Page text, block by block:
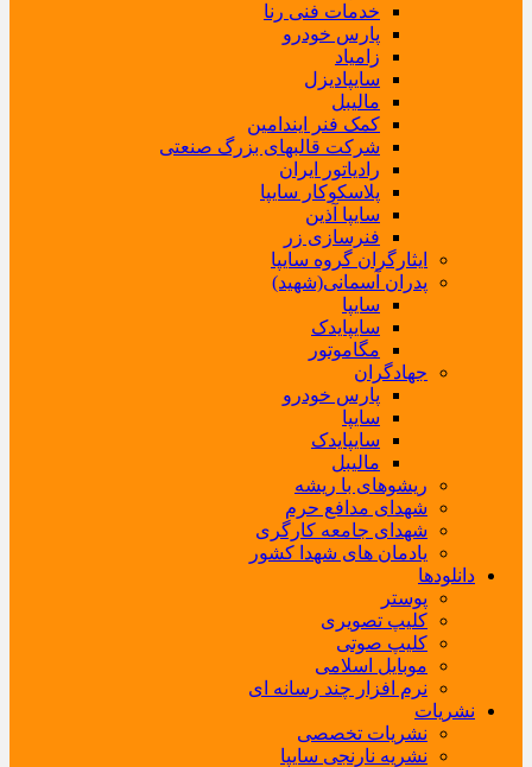
خدمات فنی رنا
پارس خودرو
زامیاد
سایپادیزل
مالیبل
کمک فنر ایندامین
شرکت قالبهای بزرگ صنعتی
رادیاتور ایران
پلاسکوکار سایپا
سایپا آذین
فنرسازی زر
ایثارگران گروه سایپا
پدران آسمانی(شهید)
سایپا
سایپایدک
مگاموتور
جهادگران
پارس خودرو
سایپا
سایپایدک
مالیبل
ریشوهای با ریشه
شهدای مدافع حرم
شهدای جامعه کارگری
یادمان های شهدا کشور
دانلودها
پوستر
کلیپ تصویری
کلیپ صوتی
موبایل اسلامی
نرم افزار چند رسانه ای
نشریات
نشریات تخصصی
نشریه نارنجی سایپا